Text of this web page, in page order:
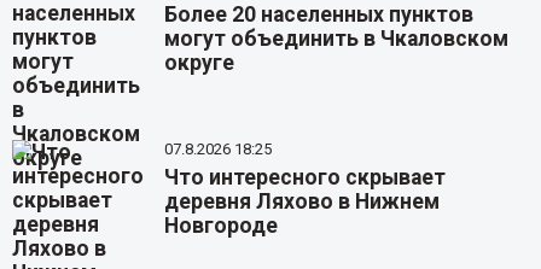
Более 20 населенных пунктов
могут объединить в Чкаловском
округе
07.8.2026 18:25
Что интересного скрывает
деревня Ляхово в Нижнем
Новгороде